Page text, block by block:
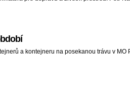
a kontejneru na posekanou trávu v MO